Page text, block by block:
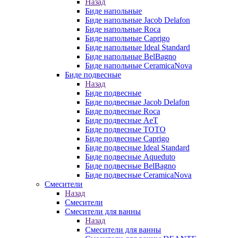
Назад
Биде напольные
Биде напольные Jacob Delafon
Биде напольные Roca
Биде напольные Caprigo
Биде напольные Ideal Standard
Биде напольные BelBagno
Биде напольные CeramicaNova
Биде подвесные
Назад
Биде подвесные
Биде подвесные Jacob Delafon
Биде подвесные Roca
Биде подвесные AeT
Биде подвесные TOTO
Биде подвесные Caprigo
Биде подвесные Ideal Standard
Биде подвесные Aqueduto
Биде подвесные BelBagno
Биде подвесные CeramicaNova
Смесители
Назад
Смесители
Смесители для ванны
Назад
Смесители для ванны